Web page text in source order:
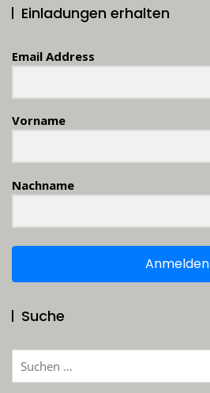
Einladungen erhalten
Email Address
Vorname
Nachname
Anmelden
Suche
Suchen